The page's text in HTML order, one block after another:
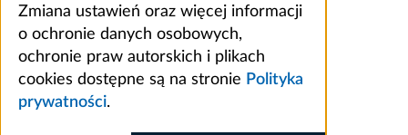
Zmiana ustawień oraz więcej informacji
o ochronie danych osobowych,
ochronie praw autorskich i plikach
cookies dostępne są na stronie Polityka
prywatności.